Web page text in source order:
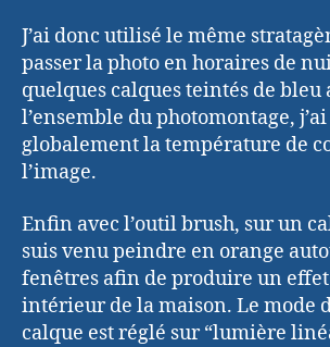
J’ai donc utilisé le même
passer la photo en horaires de
quelques calques teintés de bleu
l’ensemble du photomontage,
globalement la température de
l’image.
Enfin avec l’outil brush, sur un
suis venu peindre en orange
fenêtres afin de produire un effet
intérieur de la maison. Le mode
calque est réglé sur “lumière